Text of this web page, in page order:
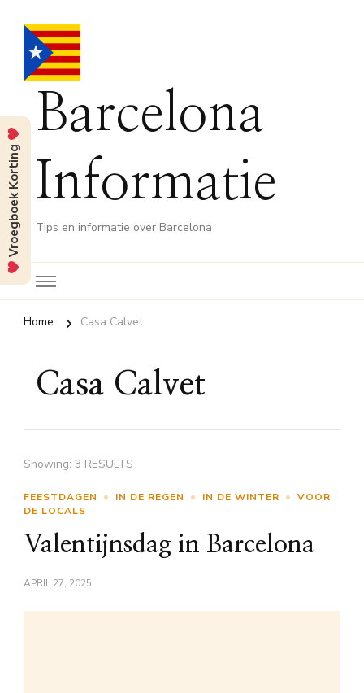
Barcelona
Informatie
Tips en informatie over Barcelona
Home Casa Calvet
Casa Calvet
Showing: 3 RESULTS
FEESTDAGEN IN DE REGEN IN DE WINTER
VOOR
DE LOCALS
Valentijnsdag in Barcelona
APRIL 27, 2025
Vroegboek Korting